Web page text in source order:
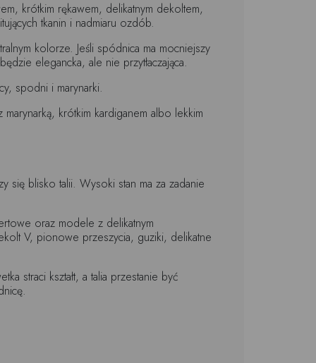
krótkim rękawem, delikatnym dekoltem,
tkanin i nadmiaru ozdób.
kolorze. Jeśli spódnica ma mocniejszy
elegancka, ale nie przytłaczająca.
spodni i marynarki.
krótkim kardiganem albo lekkim
się blisko talii. Wysoki stan ma za zadanie
oraz modele z delikatnym
V, pionowe przeszycia, guziki, delikatne
straci kształt, a talia przestanie być